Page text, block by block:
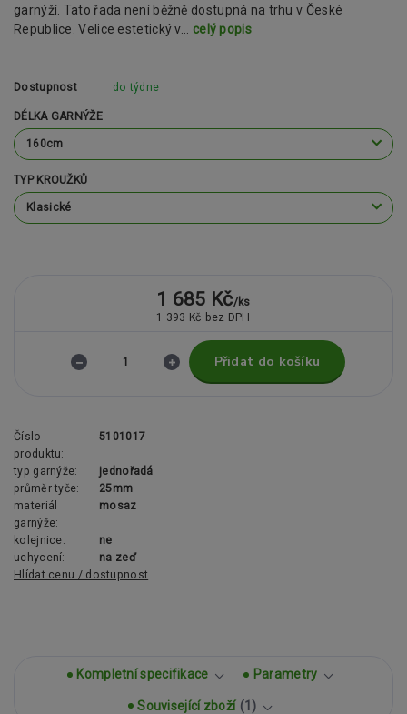
garnýží. Tato řada není běžně dostupná na trhu v České
Republice. Velice estetický v... celý popis
Dostupnost do týdne
DÉLKA GARNÝŽE
TYP KROUŽKŮ
1 685 Kč/ks
1 393 Kč bez DPH
Přidat do košíku
Číslo
produktu:
5101017
typ garnýže:
jednořadá
průměr tyče:
25mm
materiál
garnýže:
mosaz
kolejnice:
ne
uchycení:
na zeď
Hlídat cenu / dostupnost
Kompletní specifikace Parametry
Související zboží 1